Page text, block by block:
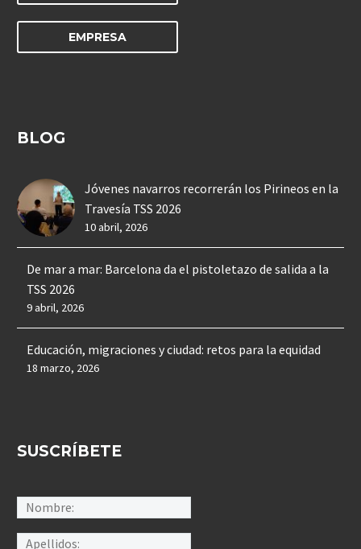
EMPRESA
BLOG
Jóvenes navarros recorrerán los Pirineos en la
Travesía TSS 2026
10 abril, 2026
De mar a mar: Barcelona da el pistoletazo de salida a la
TSS 2026
9 abril, 2026
Educación, migraciones y ciudad: retos para la equidad
18 marzo, 2026
SUSCRÍBETE